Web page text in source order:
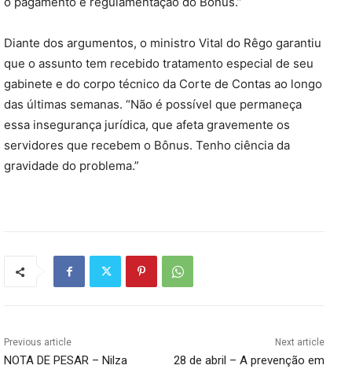
Diante dos argumentos, o ministro Vital do Rêgo garantiu
que o assunto tem recebido tratamento especial de seu
gabinete e do corpo técnico da Corte de Contas ao longo
das últimas semanas. “Não é possível que permaneça
essa insegurança jurídica, que afeta gravemente os
servidores que recebem o Bônus. Tenho ciência da
gravidade do problema.”​
Previous article
NOTA DE PESAR – Nilza
Next article
28 de abril – A prevenção em